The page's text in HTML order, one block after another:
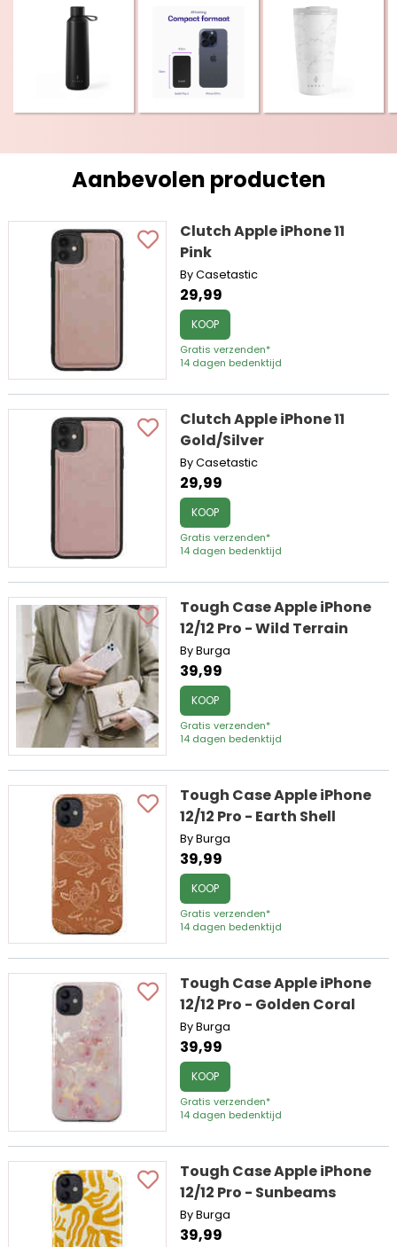
Aanbevolen producten
Clutch Apple iPhone 11
Pink
By Casetastic
29,99
KOOP
Gratis verzenden*
14 dagen bedenktijd
Clutch Apple iPhone 11
Gold/Silver
By Casetastic
29,99
KOOP
Gratis verzenden*
14 dagen bedenktijd
Tough Case Apple iPhone
12/12 Pro - Wild Terrain
By Burga
39,99
KOOP
Gratis verzenden*
14 dagen bedenktijd
Tough Case Apple iPhone
12/12 Pro - Earth Shell
By Burga
39,99
KOOP
Gratis verzenden*
14 dagen bedenktijd
Tough Case Apple iPhone
12/12 Pro - Golden Coral
By Burga
39,99
KOOP
Gratis verzenden*
14 dagen bedenktijd
Tough Case Apple iPhone
12/12 Pro - Sunbeams
By Burga
39,99